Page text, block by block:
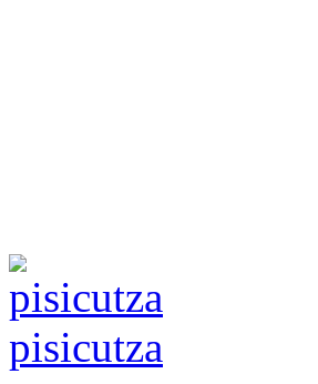
pisicutza